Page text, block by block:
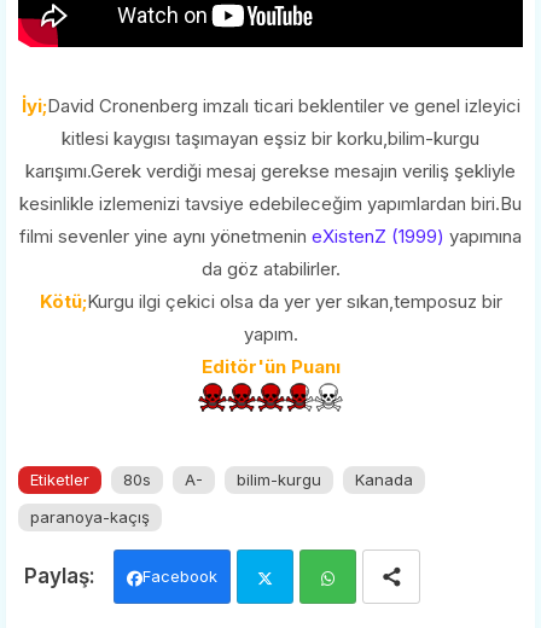
İyi;David Cronenberg imzalı ticari beklentiler ve genel izleyici
kitlesi kaygısı taşımayan eşsiz bir korku,bilim-kurgu
karışımı.Gerek verdiği mesaj gerekse mesajın veriliş şekliyle
kesinlikle izlemenizi tavsiye edebileceğim yapımlardan biri.Bu
filmi sevenler yine aynı yönetmenin eXistenZ (1999) yapımına
da göz atabilirler.
Kötü;Kurgu ilgi çekici olsa da yer yer sıkan,temposuz bir
yapım.
Editör'ün Puanı
Etiketler 80s A- bilim-kurgu
Kanada
paranoya-kaçış
Facebook